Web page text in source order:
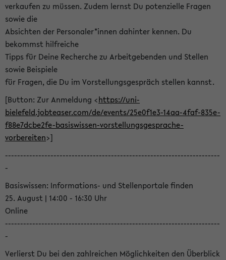
verkaufen zu müssen. Zudem lernst Du potenzielle Fragen
sowie die
Absichten der Personaler*innen dahinter kennen. Du
bekommst hilfreiche
Tipps für Deine Recherche zu Arbeitgebenden und Stellen
sowie Beispiele
für Fragen, die Du im Vorstellungsgespräch stellen kannst.
[Button: Zur Anmeldung <https://uni-
bielefeld.jobteaser.com/de/events/25e0f1e3-14aa-4faf-835e-
f88e7dcbe2fe-basiswissen-vorstellungsgesprache-
vorbereiten>]
-----------------------------------------------------------------------
-
Basiswissen: Informations- und Stellenportale finden
25. August | 14:00 - 16:30 Uhr
Online
-----------------------------------------------------------------------
-
Verlierst Du bei den zahlreichen Möglichkeiten den Überblick